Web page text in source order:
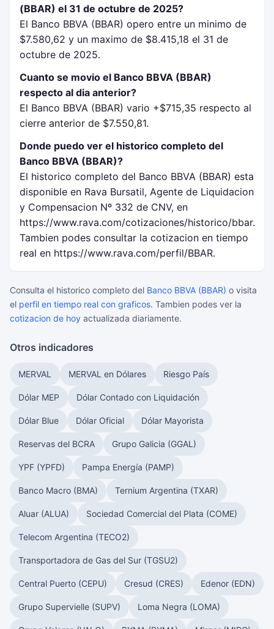
(BBAR) el 31 de octubre de 2025?
El Banco BBVA (BBAR) opero entre un minimo de
$7.580,62 y un maximo de $8.415,18 el 31 de
octubre de 2025.
Cuanto se movio el Banco BBVA (BBAR)
respecto al dia anterior?
El Banco BBVA (BBAR) vario +$715,35 respecto al
cierre anterior de $7.550,81.
Donde puedo ver el historico completo del
Banco BBVA (BBAR)?
El historico completo del Banco BBVA (BBAR) esta
disponible en Rava Bursatil, Agente de Liquidacion
y Compensacion Nº 332 de CNV, en
https://www.rava.com/cotizaciones/historico/bbar.
Tambien podes consultar la cotizacion en tiempo
real en https://www.rava.com/perfil/BBAR.
Consulta el historico completo del Banco BBVA (BBAR) o visita
el perfil en tiempo real con graficos. Tambien podes ver la
cotizacion de hoy actualizada diariamente.
Otros indicadores
MERVAL MERVAL en Dólares Riesgo País
Dólar MEP Dólar Contado con Liquidación
Dólar Blue Dólar Oficial Dólar Mayorista
Reservas del BCRA Grupo Galicia (GGAL)
YPF (YPFD) Pampa Energía (PAMP)
Banco Macro (BMA) Ternium Argentina (TXAR)
Aluar (ALUA) Sociedad Comercial del Plata (COME)
Telecom Argentina (TECO2)
Transportadora de Gas del Sur (TGSU2)
Central Puerto (CEPU) Cresud (CRES) Edenor (EDN)
Grupo Supervielle (SUPV) Loma Negra (LOMA)